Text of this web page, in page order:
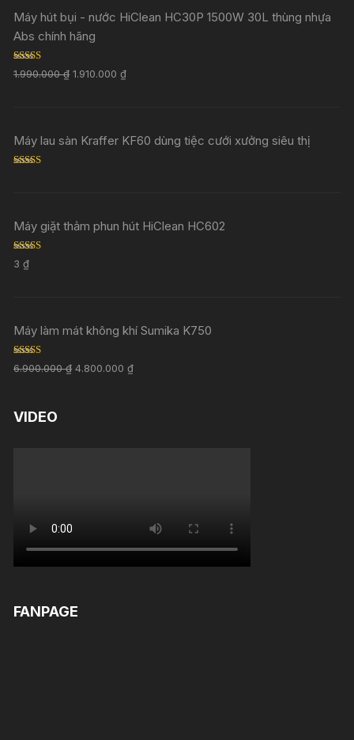
Máy hút bụi - nước HiClean HC30P 1500W 30L thùng nhựa
Abs chính hãng
Rated 5.00
out of 5
1.990.000₫ 1.910.000₫
Máy lau sàn Kraffer KF60 dùng tiệc cưới xưởng siêu thị
Máy giặt thảm phun hút HiClean HC602
Rated
out of 5
3₫
Máy làm mát không khí Sumika K750
Rated 5.00
out of 5
6.900.000₫ 4.800.000₫
VIDEO
FANPAGE